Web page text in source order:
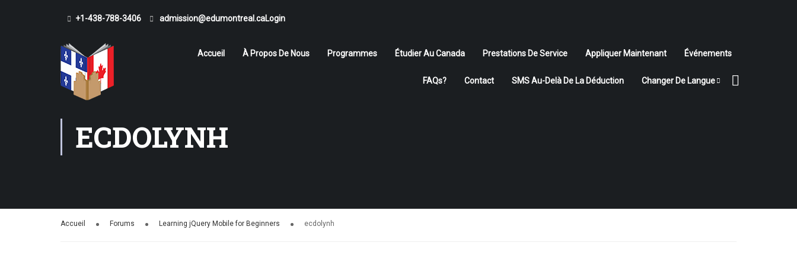
+1-438-788-3406 admission@edumontreal.caLogin
Accueil À Propos De Nous Programmes Étudier Au Canada Prestations De Service Appliquer Maintenant Événements
FAQs? Contact SMS Au-Delà De La Déduction Changer De Langue
ECDOLYNH
Accueil Forums Learning jQuery Mobile for Beginners ecdolynh